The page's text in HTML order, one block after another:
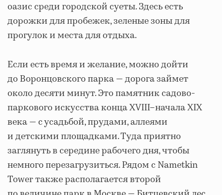
оазис среди городской суеты. Здесь есть
дорожки для пробежек, зеленые зоны для
прогулок и места для отдыха.
Если есть время и желание, можно дойти
до Воронцовского парка — дорога займет
около десяти минут. Это памятник садово-
паркового искусства конца XVIII–начала XIX
века — с усадьбой, прудами, аллеями
и детскими площадками. Туда приятно
заглянуть в середине рабочего дня, чтобы
немного перезагрузиться. Рядом с Nametkin
Tower также располагается второй